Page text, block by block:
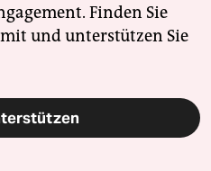
Finden Sie
und unterstützen Sie